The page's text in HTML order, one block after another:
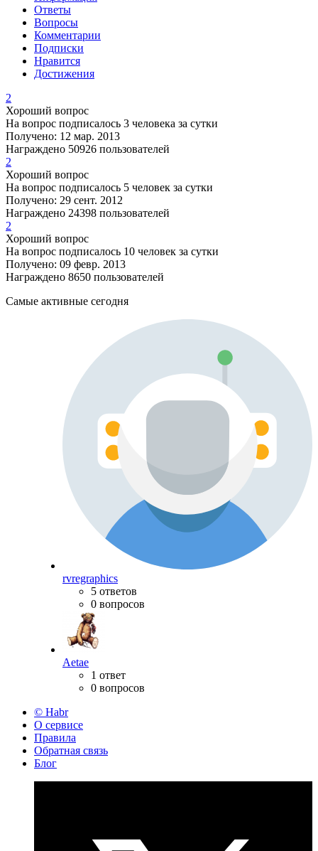
Ответы
Вопросы
Комментарии
Подписки
Нравится
Достижения
2
Хороший вопрос
На вопрос подписалось 3 человека за сутки
Получено: 12 мар. 2013
Награждено 50926 пользователей
2
Хороший вопрос
На вопрос подписалось 5 человек за сутки
Получено: 29 сент. 2012
Награждено 24398 пользователей
2
Хороший вопрос
На вопрос подписалось 10 человек за сутки
Получено: 09 февр. 2013
Награждено 8650 пользователей
Самые активные сегодня
rvregraphics
5 ответов
0 вопросов
Aetae
1 ответ
0 вопросов
© Habr
О сервисе
Правила
Обратная связь
Блог